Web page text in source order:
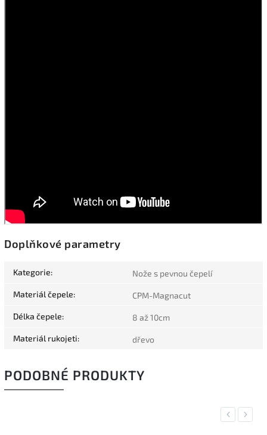
Doplňkové parametry
Kategorie: Nože s pevnou čepelí
Materiál čepele: CPM-Magnacut
Délka čepele: 8 až 10cm
Materiál rukojeti: dřevo
PODOBNÉ PRODUKTY
Previous
Next